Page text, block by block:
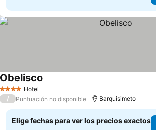
4 EstrellasHotel
Obelisco
/ Puntuación no disponible Barquisimeto
Elige fechas para ver los precios exactos